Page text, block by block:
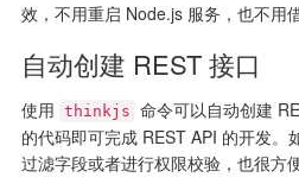
效，不用重启 Node.js 服务，也不用
自动创建 REST 接口
使用 thinkjs 命令可以自动创建
的代码即可完成 REST API 的开发。
过滤字段或者进行权限校验，也很方